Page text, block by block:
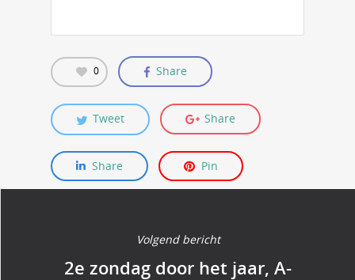
0 Share
Tweet Share
Share Pin
Volgend bericht
2e zondag door het jaar, A-